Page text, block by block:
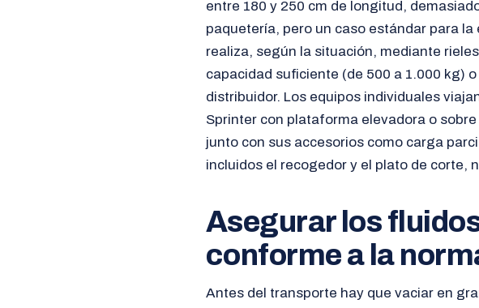
entre 180 y 250 cm de longitud,
paquetería, pero un caso estándar para
realiza, según la situación, mediante
capacidad suficiente (de 500 a 1.000 kg)
distribuidor. Los equipos individuales
Sprinter con plataforma elevadora o
junto con sus accesorios como carga
incluidos el recogedor y el plato de corte,
Asegurar los
conforme a la
Antes del transporte hay que vaciar en